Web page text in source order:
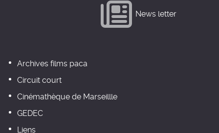
News letter
Archives films paca
Circuit court
Cinémathèque de Marseillle
GEDEC
Liens